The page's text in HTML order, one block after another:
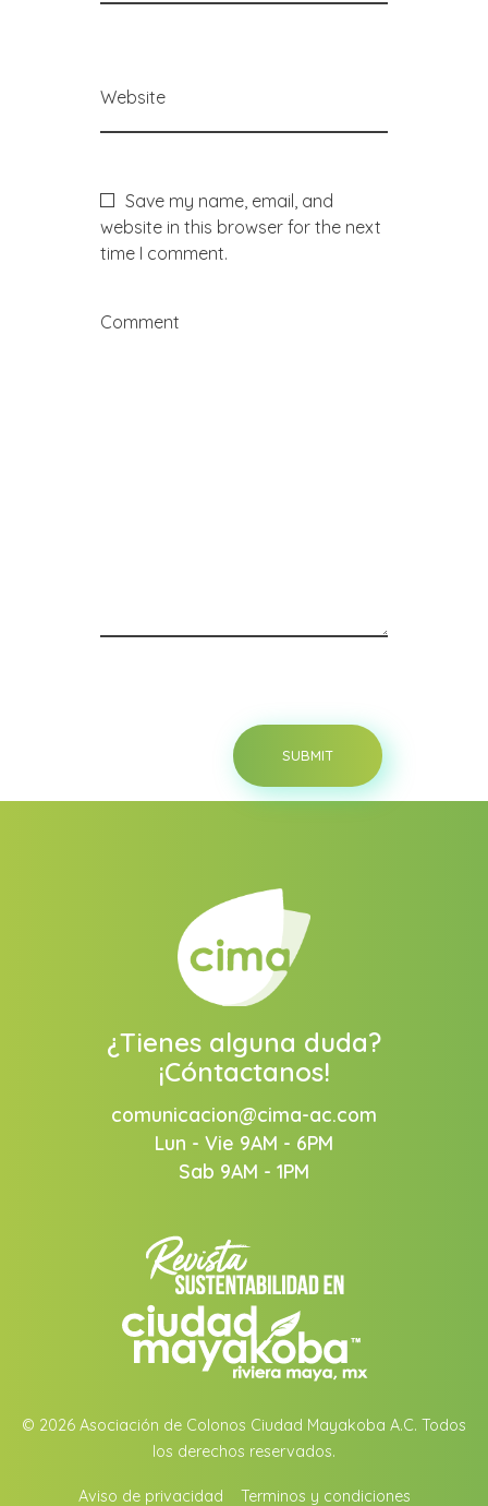
Website
Save my name, email, and
website in this browser for the next
time I comment.
Comment
¿Tienes alguna duda?
¡Cóntactanos!
comunicacion@cima-ac.com
Lun - Vie 9AM - 6PM
Sab 9AM - 1PM
© 2026 Asociación de Colonos Ciudad Mayakoba A.C. Todos
los derechos reservados.
Aviso de privacidad Terminos y condiciones